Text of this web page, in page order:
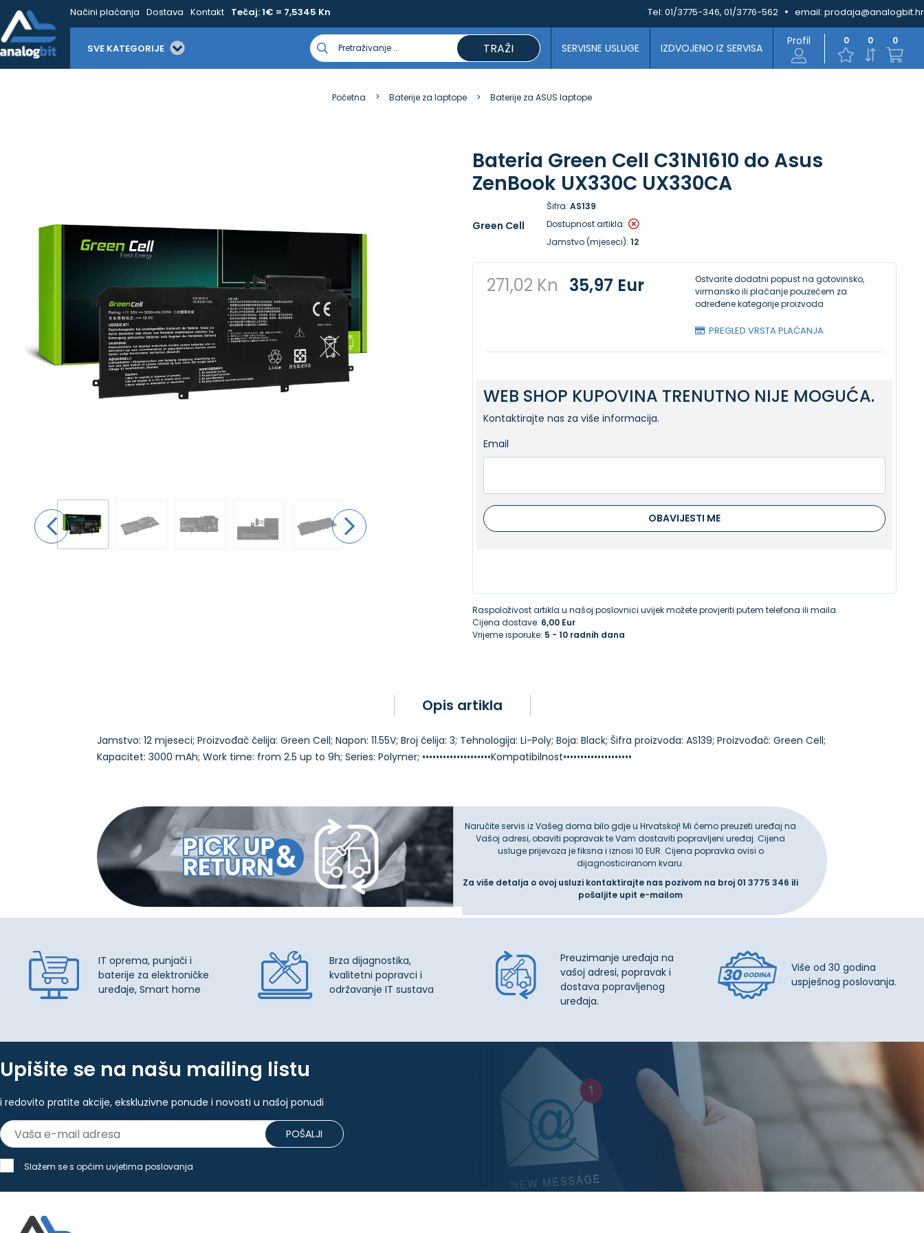
Načini plaćanja Dostava Kontakt Tečaj: 1€ = 7,5345 Kn Tel: 01/3775-346, 01/3776-562 email: prodaja@analogbit.hr
SVE KATEGORIJE TRAŽI SERVISNE USLUGE IZDVOJENO IZ SERVISA
0
0
0
Profil
Početna Baterije za laptope Baterije za ASUS laptope
Bateria Green Cell C31N1610 do Asus
ZenBook UX330C UX330CA
Green Cell
Šifra: AS139
Dostupnost artikla:
Jamstvo (mjeseci): 12
271,02 Kn 35,97 Eur
Ostvarite dodatni popust na gotovinsko,
virmansko ili plaćanje pouzećem za
određene kategorije proizvoda
PREGLED VRSTA PLAĆANJA
WEB SHOP KUPOVINA TRENUTNO NIJE MOGUĆA.
Kontaktirajte nas za više informacija.
Email
OBAVIJESTI ME
Raspoloživost artikla u našoj poslovnici uvijek možete provjeriti putem telefona ili maila.
Cijena dostave: 6,00 Eur
Vrijeme isporuke: 5 - 10 radnih dana
Opis artikla
Jamstvo: 12 mjeseci; Proizvođač čelija: Green Cell; Napon: 11.55V; Broj čelija: 3; Tehnologija: Li-Poly; Boja: Black; Šifra proizvoda: AS139; Proizvođač: Green Cell;
Naručite servis iz Vašeg doma bilo gdje u Hrvatskoj! Mi ćemo preuzeti uređaj na
Vašoj adresi, obaviti popravak te Vam dostaviti popravljeni uređaj. Cijena
usluge prijevoza je fiksna i iznosi 10 EUR. Cijena popravka ovisi o
dijagnosticiranom kvaru.
Za više detalja o ovoj usluzi kontaktirajte nas pozivom na broj 01 3775 346 ili
pošaljite upit e-mailom
IT oprema, punjači i
baterije za elektroničke
uređaje, Smart home
Brza dijagnostika,
kvalitetni popravci i
održavanje IT sustava
Preuzimanje uređaja na
vašoj adresi, popravak i
dostava popravljenog
uređaja.
Više od 30 godina
uspješnog poslovanja.
Upišite se na našu mailing listu
i redovito pratite akcije, ekskluzivne ponude i novosti u našoj ponudi
POŠALJI
Slažem se s općim uvjetima poslovanja